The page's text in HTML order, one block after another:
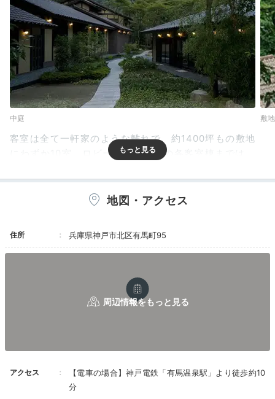
中庭 敷
客室は全て一軒家のような離れで、約1400坪もの敷地
にわずか10室。ロビー棟から離れの各客室棟までは、
屋によっては"動く歩道"を通ることも。
遊園地気分でドキドキ…。周りはモミジがたくさんあ
り、紅葉シーズンも綺麗そうだと思いました。
15:30
地図・アクセス
住所 兵庫県神戸市北区有馬町95
アクセス
【電車の場合】神戸電鉄「有馬温泉駅」より徒歩約10
分